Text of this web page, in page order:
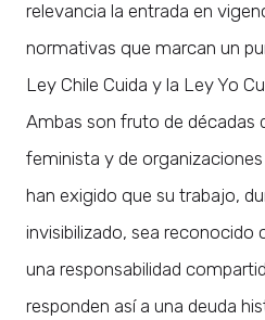
relevancia la entrada en
normativas que marcan un
Ley Chile Cuida y la Ley Yo
Ambas son fruto de décadas
feminista y de
han exigido que su trabajo,
invisibilizado, sea reconocido
una responsabilidad
responden así a una deuda